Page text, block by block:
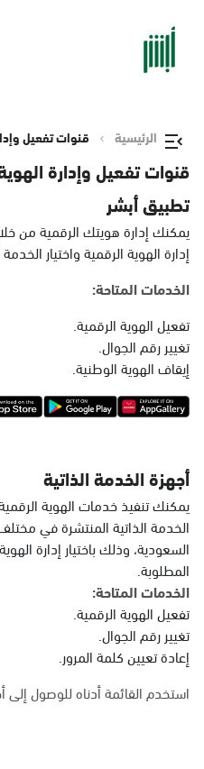
الرئيسية قنوات تفعيل
قنوات تفعيل وإدارة
تطبيق أبشر
يمكنك إدارة هويتك الرقمية من
إدارة الهوية الرقمية واختيار
الخدمات المتاحة:
تفعيل الهوية الرقمية.
تغيير رقم الجوال.
إيقاف الهوية الوطنية.
أجهزة الخدمة الذاتية
يمكنك تنفيذ خدمات الهوية
الخدمة الذاتية المنتشرة في
السعودية، وذلك باختيار إدارة
المطلوبة.
الخدمات المتاحة:
تفعيل الهوية الرقمية.
تغيير رقم الجوال.
إعادة تعيين كلمة المرور.
استخدم القائمة أدناه للوصول إلى